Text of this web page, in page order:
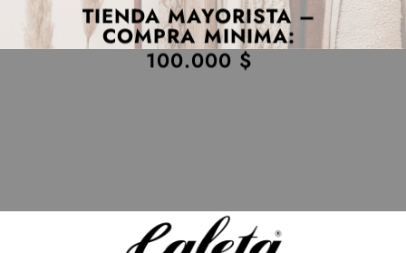
TIENDA MAYORISTA –
COMPRA MINIMA:
100.000 $